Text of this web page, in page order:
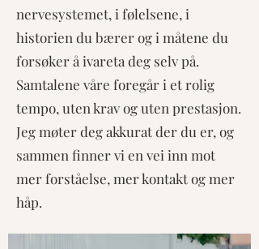
nervesystemet, i følelsene, i
historien du bærer og i måtene du
forsøker å ivareta deg selv på.
Samtalene våre foregår i et rolig
tempo, uten krav og uten prestasjon.
Jeg møter deg akkurat der du er, og
sammen finner vi en vei inn mot
mer forståelse, mer kontakt og mer
håp.